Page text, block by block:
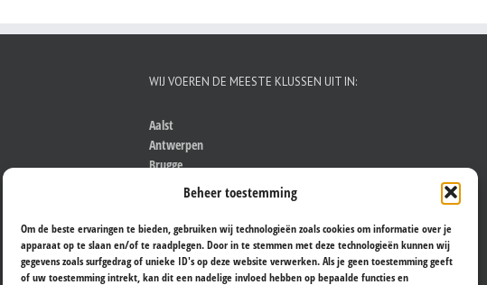
Beheer toestemming
Om de beste ervaringen te bieden, gebruiken wij technologieën zoals cookies om informatie over je
apparaat op te slaan en/of te raadplegen. Door in te stemmen met deze technologieën kunnen wij
gegevens zoals surfgedrag of unieke ID's op deze website verwerken. Als je geen toestemming geeft
of uw toestemming intrekt, kan dit een nadelige invloed hebben op bepaalde functies en
WIJ VOEREN DE MEESTE KLUSSEN UIT IN:
Aalst
Antwerpen
Brugge
Hasselt
Kortrijk
Leuven